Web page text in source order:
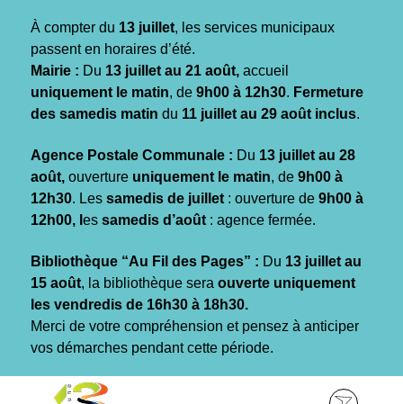
À compter du 13 juillet, les services municipaux
passent en horaires d’été.
Mairie : Du 13 juillet au 21 août, accueil
uniquement le matin, de 9h00 à 12h30. Fermeture
des samedis matin du 11 juillet au 29 août inclus.
Agence Postale Communale : Du 13 juillet au 28
août, ouverture uniquement le matin, de 9h00 à
12h30. Les samedis de juillet : ouverture de 9h00 à
12h00, l es samedis d’août : agence fermée.
Bibliothèque “Au Fil des Pages” : Du 13 juillet au
15 août, la bibliothèque sera ouverte uniquement
les vendredis de 16h30 à 18h30.
Merci de votre compréhension et pensez à anticiper
vos démarches pendant cette période.